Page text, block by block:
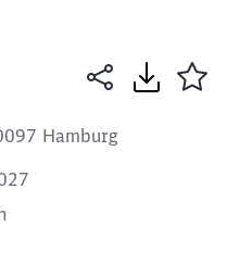
Hamburg